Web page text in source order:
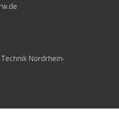
Nordrhein-